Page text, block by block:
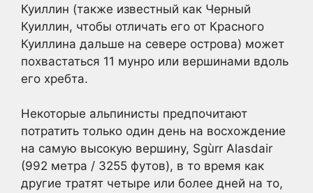
Куиллин (также известный как Черный
Куиллин, чтобы отличать его от Красного
Куиллина дальше на севере острова) может
похвастаться 11 мунро или вершинами вдоль
его хребта.
Некоторые альпинисты предпочитают
потратить только один день на восхождение
на самую высокую вершину, Sgùrr Alasdair
(992 метра / 3255 футов), в то время как
другие тратят четыре или более дней на то,